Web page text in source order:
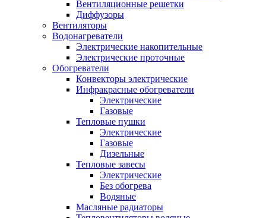
Вентиляционные решетки
Диффузоры
Вентиляторы
Водонагреватели
Электрические накопительные
Электрические проточные
Обогреватели
Конвекторы электрические
Инфракрасные обогреватели
Электрические
Газовые
Тепловые пушки
Электрические
Газовые
Дизельные
Тепловые завесы
Электрические
Без обогрева
Водяные
Масляные радиаторы